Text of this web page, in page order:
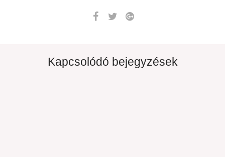
Kapcsolódó bejegyzések